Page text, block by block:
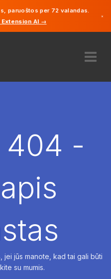
paruoštos per 72 valandas.
AI →
×
Anglų
404 -
jei jūs manote, kad tai gali būti
su mumis.